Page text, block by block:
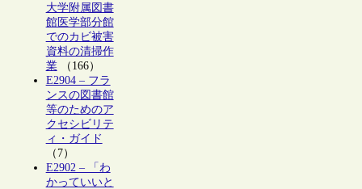
大学附属図書
館医学部分館
でのカビ被害
資料の清掃作
業（166）
E2904 – フラ
ンスの図書館
等のためのア
クセシビリテ
ィ・ガイド
（7）
E2902 – 「わ
かっていいと